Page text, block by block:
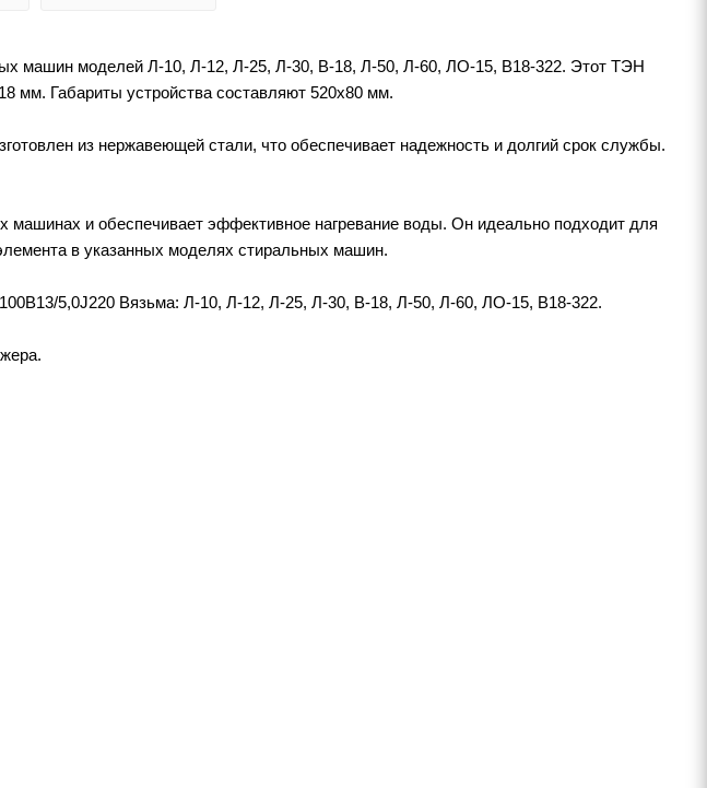
машин моделей Л-10, Л-12, Л-25, Л-30, В-18, Л-50, Л-60, ЛО-15, В18-322. Этот ТЭН
мм. Габариты устройства составляют 520х80 мм.
из нержавеющей стали, что обеспечивает надежность и долгий срок службы.
машинах и обеспечивает эффективное нагревание воды. Он идеально подходит для
в указанных моделях стиральных машин.
5,0J220 Вязьма: Л-10, Л-12, Л-25, Л-30, В-18, Л-50, Л-60, ЛО-15, В18-322.